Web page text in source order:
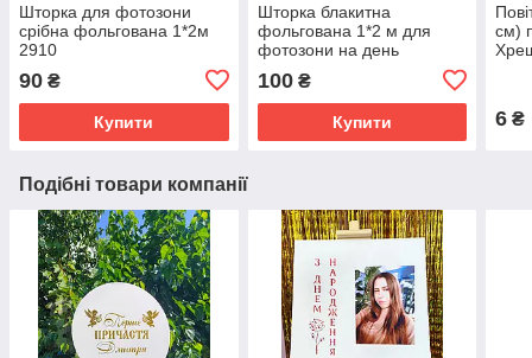
Шторка для фотозони
срібна фольгована 1*2м
2910
90 ₴
Купити
Шторка блакитна
фольгована 1*2 м для
фотозони на день
гендерної вечірки
100₴
Купити
см)
6 ₴
Подібні товари компанії